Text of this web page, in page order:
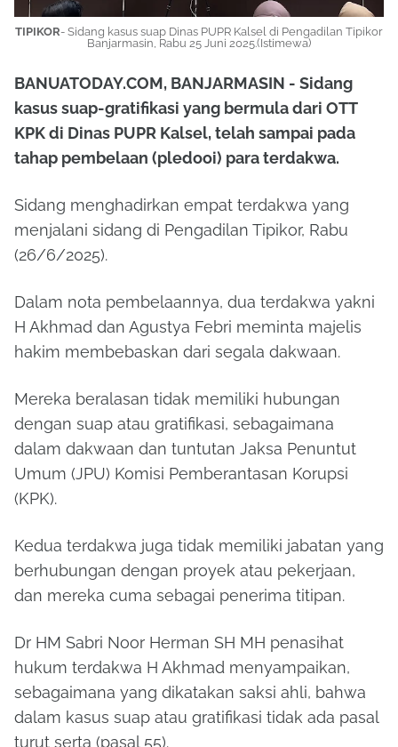
TIPIKOR- Sidang kasus suap Dinas PUPR Kalsel di Pengadilan Tipikor
Banjarmasin, Rabu 25 Juni 2025.(Istimewa)
BANUATODAY.COM, BANJARMASIN - Sidang
kasus suap-gratifikasi yang bermula dari OTT
KPK di Dinas PUPR Kalsel, telah sampai pada
tahap pembelaan (pledooi) para terdakwa.
Sidang menghadirkan empat terdakwa yang
menjalani sidang di Pengadilan Tipikor, Rabu
(26/6/2025).
Dalam nota pembelaannya, dua terdakwa yakni
H Akhmad dan Agustya Febri meminta majelis
hakim membebaskan dari segala dakwaan.
Mereka beralasan tidak memiliki hubungan
dengan suap atau gratifikasi, sebagaimana
dalam dakwaan dan tuntutan Jaksa Penuntut
Umum (JPU) Komisi Pemberantasan Korupsi
(KPK).
Kedua terdakwa juga tidak memiliki jabatan yang
berhubungan dengan proyek atau pekerjaan,
dan mereka cuma sebagai penerima titipan.
Dr HM Sabri Noor Herman SH MH penasihat
hukum terdakwa H Akhmad menyampaikan,
sebagaimana yang dikatakan saksi ahli, bahwa
dalam kasus suap atau gratifikasi tidak ada pasal
turut serta (pasal 55).